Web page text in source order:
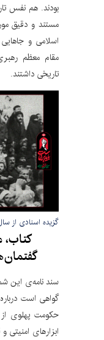
بودند. هم نفس
مستند و دقیق
اسلامی و
مقام معظم
تاریخی داشتند.
گزیده اسنادی از
کتاب،
سند نامه‌ی این
گواهی است
حکومت پهلوی
ابزارهای